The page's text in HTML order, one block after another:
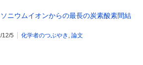
ニウムイオンからの最長の炭素酸素間結
12/5 化学者のつぶやき 論文